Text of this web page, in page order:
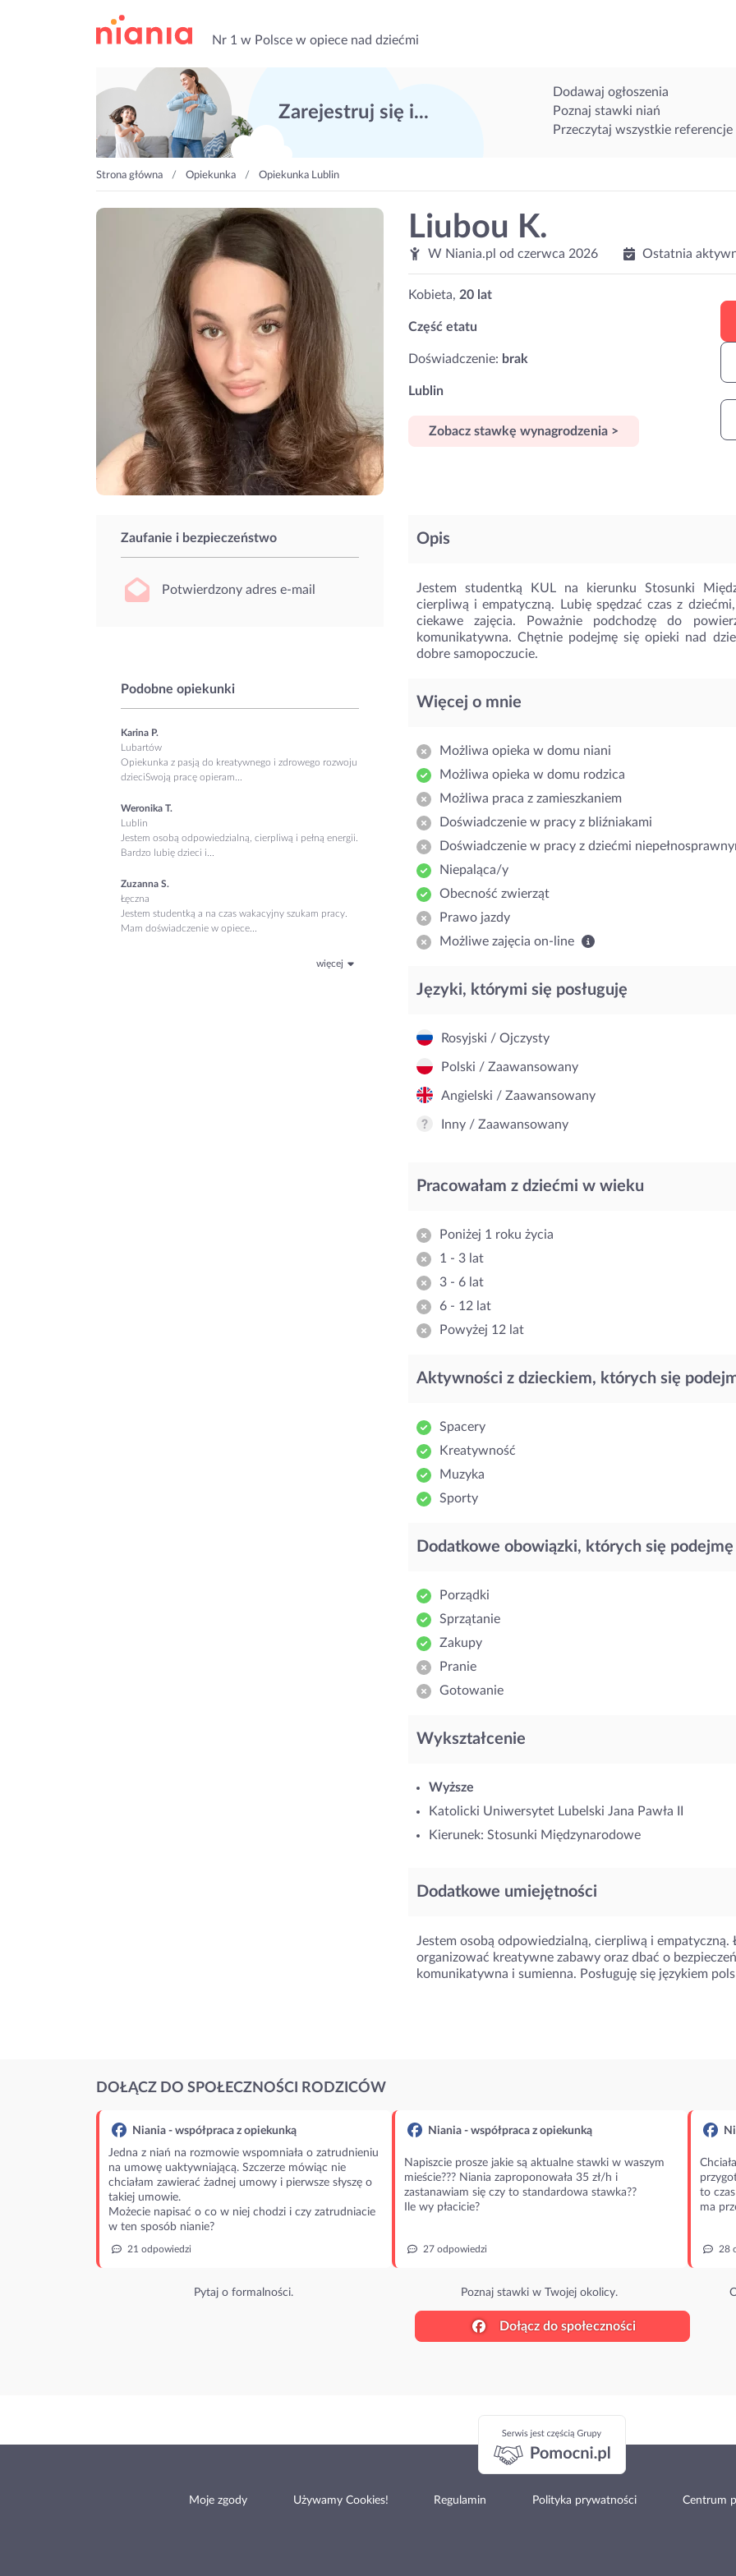
Nr 1 w Polsce w opiece nad dziećmi
Zarejestruj się i...
Dodawaj ogłoszenia
Poznaj stawki niań
Przeczytaj wszystkie referencje
Strona główna Opiekunka Opiekunka Lublin
Liubou K.
W Niania.pl od czerwca 2026 Ostatnia
Kobieta, 20 lat
Część etatu
Doświadczenie: brak
Lublin
Zobacz stawkę wynagrodzenia >
Zaufanie i bezpieczeństwo
Potwierdzony adres e-mail
Podobne opiekunki
Karina P.
Lubartów
Opiekunka z pasją do kreatywnego i zdrowego rozwoju
dzieciSwoją pracę opieram...
Weronika T.
Lublin
Jestem osobą odpowiedzialną, cierpliwą i pełną energii.
Bardzo lubię dzieci i...
Zuzanna S.
Łęczna
Jestem studentką a na czas wakacyjny szukam pracy.
Mam doświadczenie w opiece...
więcej
Opis
Jestem studentką KUL na kierunku Stosunki
cierpliwą i empatyczną. Lubię spędzać czas z
ciekawe zajęcia. Poważnie podchodzę do
komunikatywna. Chętnie podejmę się opieki nad
dobre samopoczucie.
Więcej o mnie
Możliwa opieka w domu niani
Możliwa opieka w domu rodzica
Możliwa praca z zamieszkaniem
Doświadczenie w pracy z bliźniakami
Doświadczenie w pracy z dziećmi
Niepaląca/y
Obecność zwierząt
Prawo jazdy
Możliwe zajęcia on-line
Języki, którymi się posługuję
Rosyjski / Ojczysty
Polski / Zaawansowany
Angielski / Zaawansowany
Inny / Zaawansowany
Pracowałam z dziećmi w wieku
Poniżej 1 roku życia
1 - 3 lat
3 - 6 lat
6 - 12 lat
Powyżej 12 lat
Aktywności z dzieckiem, których się
Spacery
Kreatywność
Muzyka
Sporty
Dodatkowe obowiązki, których się podejmę
Porządki
Sprzątanie
Zakupy
Pranie
Gotowanie
Wykształcenie
Wyższe
Katolicki Uniwersytet Lubelski Jana Pawła II
Kierunek: Stosunki Międzynarodowe
Dodatkowe umiejętności
Jestem osobą odpowiedzialną, cierpliwą i
organizować kreatywne zabawy oraz dbać o
komunikatywna i sumienna. Posługuję się językiem
DOŁĄCZ DO SPOŁECZNOŚCI RODZICÓW
Niania - współpraca z opiekunką
Jedna z niań na rozmowie wspomniała o zatrudnieniu
na umowę uaktywniającą. Szczerze mówiąc nie
chciałam zawierać żadnej umowy i pierwsze słyszę o
takiej umowie.
Możecie napisać o co w niej chodzi i czy zatrudniacie
w ten sposób nianie?
21 odpowiedzi
Pytaj o formalności.
Niania - współpraca z opiekunką
Napiszcie prosze jakie są aktualne stawki w waszym
mieście??? Niania zaproponowała 35 zł/h i
zastanawiam się czy to standardowa stawka??
Ile wy płacicie?
27 odpowiedzi
Poznaj stawki w Twojej okolicy.
to
ma
28
Dołącz do społeczności
Moje zgody Używamy Cookies! Regulamin Polityka prywatności Centrum